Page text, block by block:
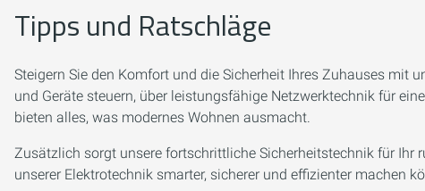
Tipps und Ratschläge
Steigern Sie den Komfort und die Sicherheit Ihres Zuhauses mit
und Geräte steuern, über leistungsfähige Netzwerktechnik für
bieten alles, was modernes Wohnen ausmacht.
Zusätzlich sorgt unsere fortschrittliche Sicherheitstechnik für Ihr
unserer Elektrotechnik smarter, sicherer und effizienter machen